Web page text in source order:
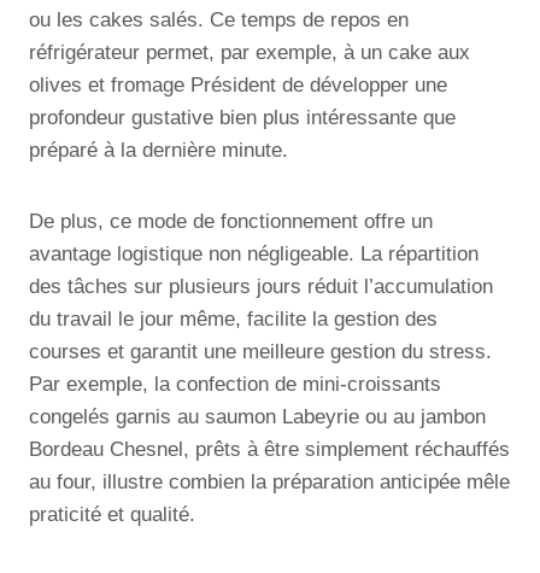
ou les cakes salés. Ce temps de repos en
réfrigérateur permet, par exemple, à un cake aux
olives et fromage Président de développer une
profondeur gustative bien plus intéressante que
préparé à la dernière minute.
De plus, ce mode de fonctionnement offre un
avantage logistique non négligeable. La répartition
des tâches sur plusieurs jours réduit l’accumulation
du travail le jour même, facilite la gestion des
courses et garantit une meilleure gestion du stress.
Par exemple, la confection de mini-croissants
congelés garnis au saumon Labeyrie ou au jambon
Bordeau Chesnel, prêts à être simplement réchauffés
au four, illustre combien la préparation anticipée mêle
praticité et qualité.